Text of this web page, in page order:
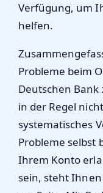
Verfügung, um
helfen.
Probleme beim
Deutschen
in der Regel
systematisches
Probleme selbst
Ihrem Konto
sein, steht